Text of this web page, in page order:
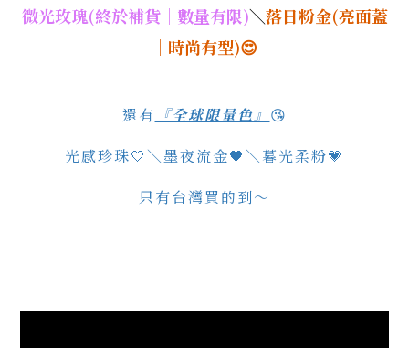
微光玫瑰(終於補貨｜數量有限)＼落日粉金(亮面蓋
｜時尚有型)😍
還有 『全球限量色』 😘
光感珍珠🤍＼墨夜流金🖤＼暮光柔粉💗
只有台灣買的到～